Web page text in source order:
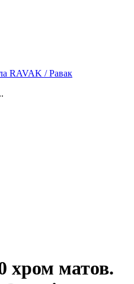
RAVAK / Равак
хром матов.